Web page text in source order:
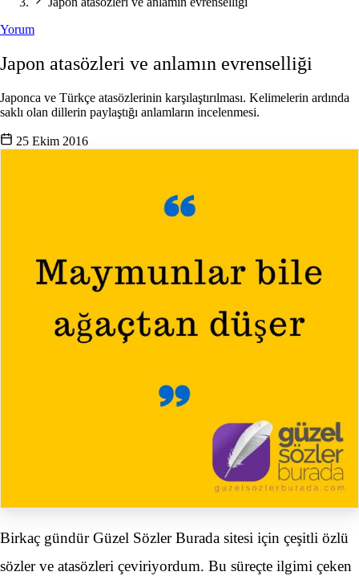
Yorum
Japon atasözleri ve anlamın evrenselliği
Japonca ve Türkçe atasözlerinin karşılaştırılması. Kelimelerin ardında
saklı olan dillerin paylaştığı anlamların incelenmesi.
25 Ekim 2016
Birkaç gündür Güzel Sözler Burada sitesi için çeşitli özlü
sözler ve atasözleri çeviriyordum. Bu süreçte ilgimi çeken